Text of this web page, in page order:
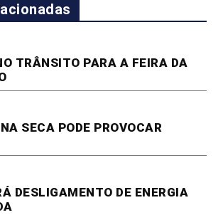
TRÂNSITO PARA A FEIRA DA
SECA PODE PROVOCAR
DESLIGAMENTO DE ENERGIA